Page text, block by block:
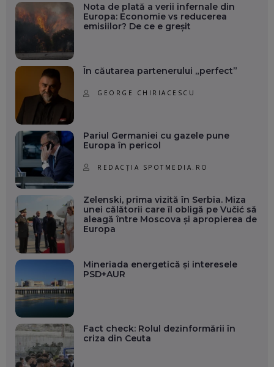
Nota de plată a verii infernale din
Europa: Economie vs reducerea
emisiilor? De ce e greșit
În căutarea partenerului „perfect”
GEORGE CHIRIACESCU
Pariul Germaniei cu gazele pune
Europa în pericol
REDACȚIA SPOTMEDIA.RO
Zelenski, prima vizită în Serbia. Miza
unei călătorii care îl obligă pe Vučić să
aleagă între Moscova și apropierea de
Europa
Mineriada energetică și interesele
PSD+AUR
Fact check: Rolul dezinformării în
criza din Ceuta